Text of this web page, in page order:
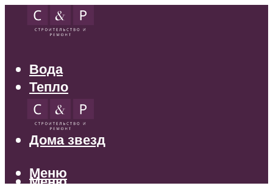
Вода
Тепло
Электрика
Свет
Дома звезд
Меню
Меню